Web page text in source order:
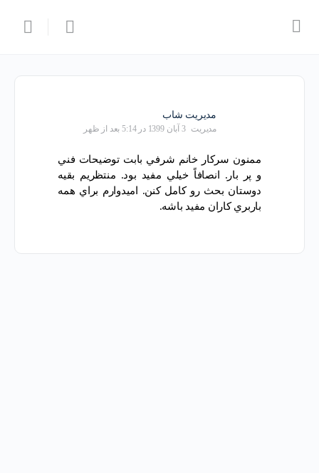
مدیریت شاب
مدیریت 3 آبان 1399 در 5:14 بعد از ظهر
ممنون سرکار خانم شرفي بابت توضيحات فني
و پر بار. انصافاً خيلي مفيد بود. منتظريم بقيه
دوستان بحث رو کامل کنن. اميدوارم براي همه
باربري کاران مفيد باشه.